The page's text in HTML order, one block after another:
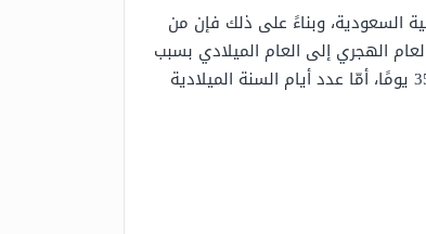
السعودية، وبناءً على ذلك فإن من
من العام الهجري إلى العام الميلادي بسبب
وجود اختلاف في عدد أيام السنة الهجرية عن عدد أيام السنة الميلادية بفارق يصل 11 يومًا، حيث إن عدد أيام السنة الهجرية 354 يومًا، أمّا عدد أيام السنة الميلادية